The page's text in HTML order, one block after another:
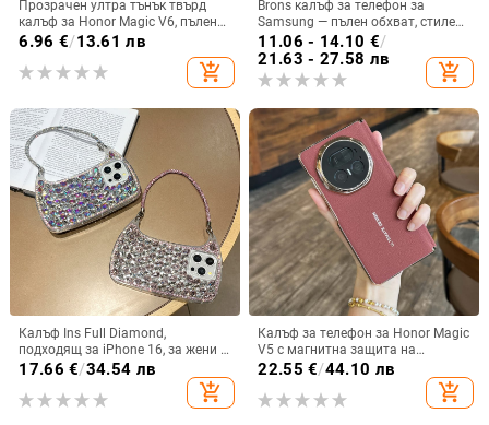
Прозрачен ултра тънък твърд
калъф за Honor Magic V6, пълен
обхват, защита от падане, за
сгъваем дисплей, с огледална
повърхност
6.96 €/13.61 лв
add_shopping_cart
Brons калъф за телефон за
Samsung — пълен обхват, стилен
и креативен дизайн, TPU
материал, удароустойчив
11.06 - 14.10 €/
21.63 - 27.58 лв
add_shopping_cart
Калъф Ins Full Diamond,
подходящ за iPhone 16, за жени с
14-инчова личност, огледална
рамка с 13 големи отвора и
електролитно покритие, с
17.66 €/34.54 лв
add_shopping_cart
Калъф за телефон за Honor Magic
V5 с магнитна защита на
централната ос, пълна защита на
електроплатиране, защита срещу
22.55 €/44.10 лв
add_shopping_cart